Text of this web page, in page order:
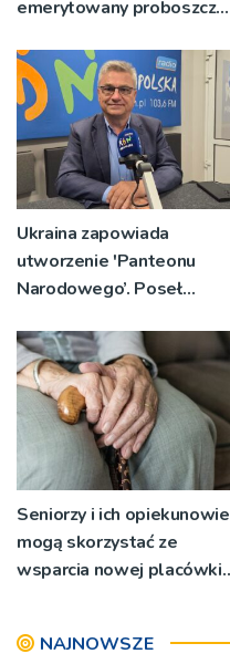
emerytowany proboszcz
Panny Matki Kościoła i św.
Jakuba Apostoła w
Brzesku
Ukraina zapowiada
utworzenie 'Panteonu
Narodowego’. Poseł
dokuczanie prezydenta
Zełenskiego’
Seniorzy i ich opiekunowie
mogą skorzystać ze
wsparcia nowej placówki
NAJNOWSZE